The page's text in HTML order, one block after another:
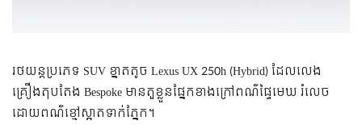
រថយន្ត​ប្រភេទ SUV ខ្នាត​តូច Lexus UX 250h (Hybrid) ដែល​លេង​
គ្រឿង​តុបតែង Bespoke មានតួខ្លួនផ្នែក​ខាង​ក្រៅ​ពណ៌​ផ្ទៃមេឃ រំលេច
ដោយ​ពណ៌​ខ្មៅ​ស្អាត​ទាក់​ភ្នែក។